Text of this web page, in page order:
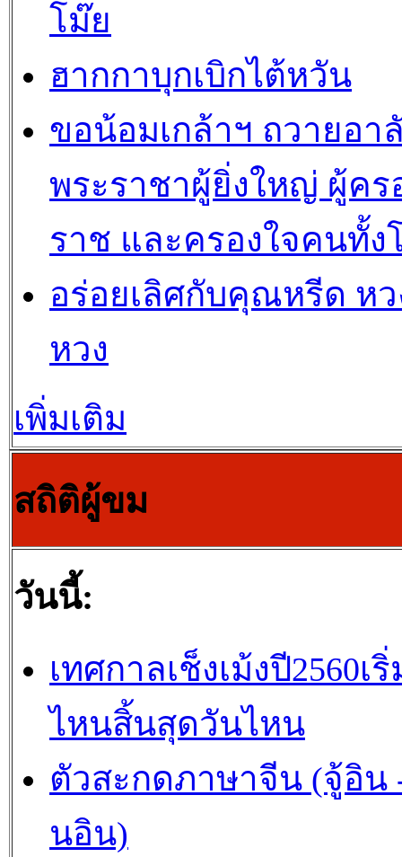
โม๊ย
ฮากกาบุกเบิกไต้หวัน
ขอน้อมเกล้าฯ ถวายอา
พระราชาผู้ยิ่งใหญ่ ผู้คร
ราช และครองใจคนทั้ง
อร่อยเลิศกับคุณหรีด หว
หวง
เพิ่มเติม
สถิติผู้ขม
วันนี้:
เทศกาลเช็งเม้งปี2560เ
ไหนสิ้นสุดวันไหน
ตัวสะกดภาษาจีน (จู้อิน
นอิน)